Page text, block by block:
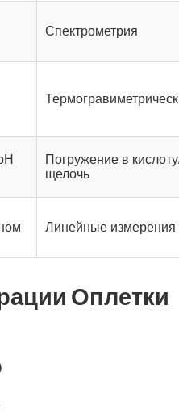
Спектрометрия
Погружение в
щелочь
Линейные измерения
Оплетки